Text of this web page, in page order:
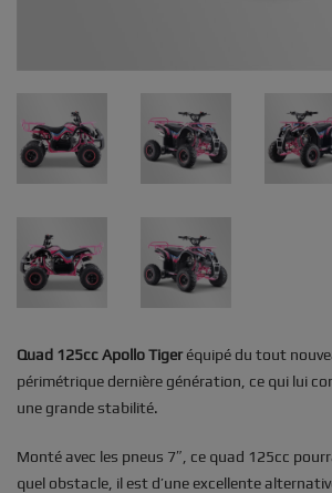
Quad 125cc Apollo Tigeréquipé du tout
périmétrique dernière génération, ce qui lui
une grande stabilité.
Monté avec les pneus 7″, ce quad 125cc
quel obstacle, il est d’une excellente